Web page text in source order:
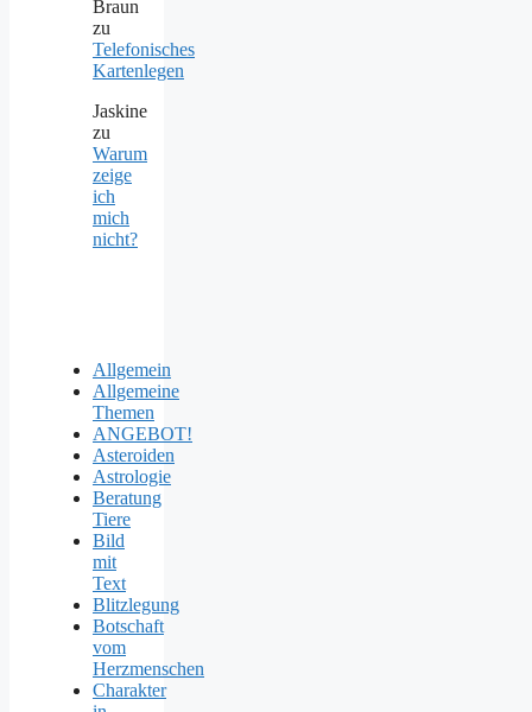
Braun
zu
Telefonisches
Kartenlegen
Jaskine
zu
Warum
zeige
ich
mich
nicht?
Allgemein
Allgemeine
Themen
ANGEBOT!
Asteroiden
Astrologie
Beratung
Tiere
Bild
mit
Text
Blitzlegung
Botschaft
vom
Herzmenschen
Charakter